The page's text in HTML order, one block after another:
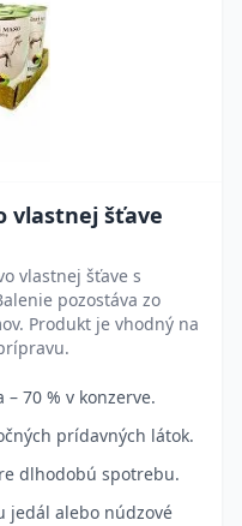
vlastnej šťave
vlastnej šťave s
pozostáva zo
Produkt je vhodný na
70 % v konzerve.
prídavných látok.
dlhodobú spotrebu.
jedál alebo núdzové